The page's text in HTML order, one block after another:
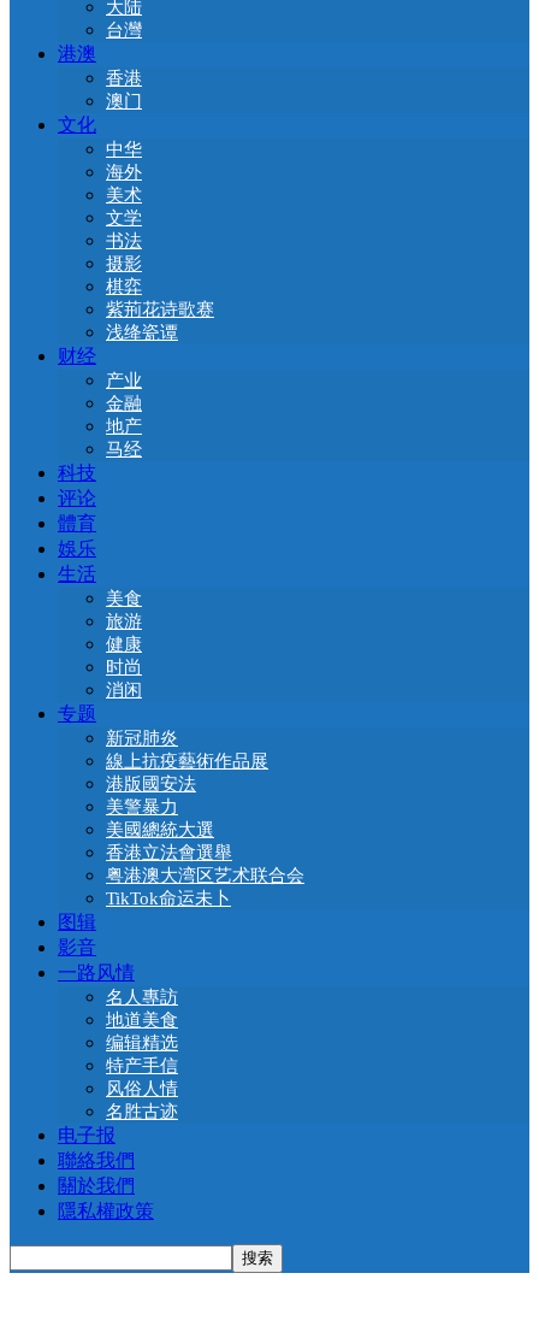
大陆
台灣
港澳
香港
澳门
文化
中华
海外
美术
文学
书法
摄影
棋弈
紫荊花诗歌赛
浅绛瓷谭
财经
产业
金融
地产
马经
科技
评论
體育
娛乐
生活
美食
旅游
健康
时尚
消闲
专题
新冠肺炎
線上抗疫藝術作品展
港版國安法
美警暴力
美國總統大選
香港立法會選舉
粤港澳大湾区艺术联合会
TikTok命运未卜
图辑
影音
一路风情
名人專訪
地道美食
编辑精选
特产手信
风俗人情
名胜古迹
电子报
聯絡我們
關於我們
隱私權政策